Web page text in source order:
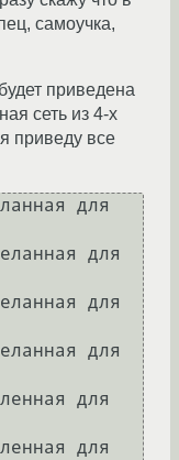
самоучка,
приведена
сеть из 4-х
приведу все
для
для
для
для
для
для